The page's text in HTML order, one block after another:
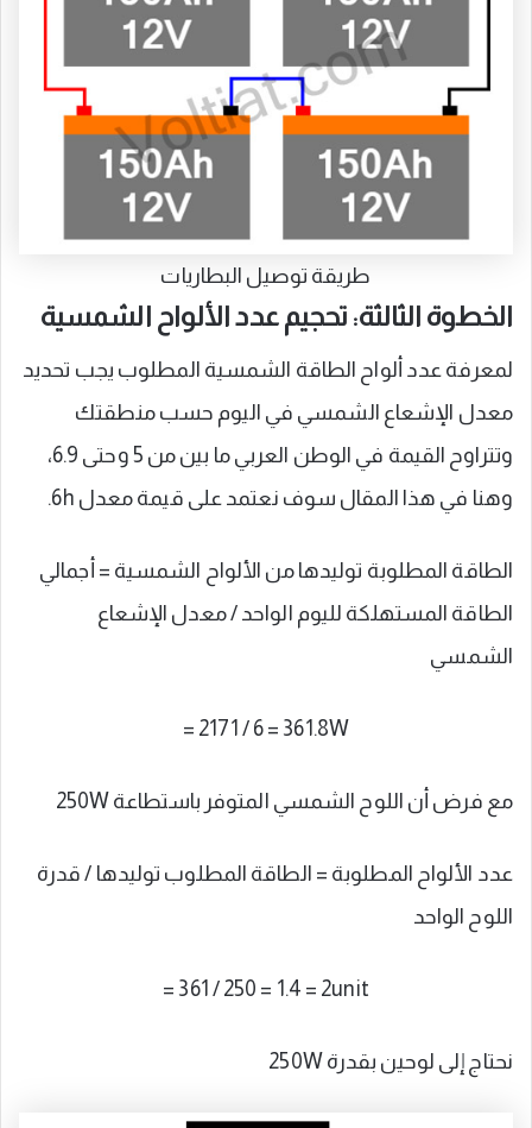
طريقة توصيل البطاريات
الخطوة الثالثة: تحجيم عدد الألواح الشمسية
لمعرفة عدد ألواح الطاقة الشمسية المطلوب يجب تحديد
معدل الإشعاع الشمسي في اليوم حسب منطقتك
وتتراوح القيمة في الوطن العربي ما بين من 5 وحتى 6.9،
وهنا في هذا المقال سوف نعتمد على قيمة معدل 6h.
الطاقة المطلوبة توليدها من الألواح الشمسية = أجمالي
الطاقة المستهلكة لليوم الواحد / معدل الإشعاع
الشمسي
= 2171 / 6 = 361.8W
مع فرض أن اللوح الشمسي المتوفر باستطاعة 250W
عدد الألواح المطلوبة = الطاقة المطلوب توليدها / قدرة
اللوح الواحد
= 361 / 250 = 1.4 = 2unit
نحتاج إلى لوحين بقدرة 250W